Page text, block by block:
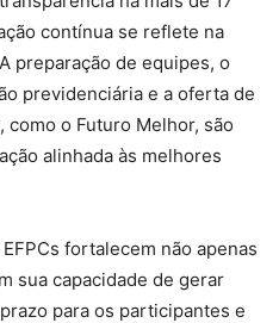
contínua se reflete na
preparação de equipes, o
previdenciária e a oferta de
o Futuro Melhor, são
alinhada às melhores
fortalecem não apenas
sua capacidade de gerar
para os participantes e